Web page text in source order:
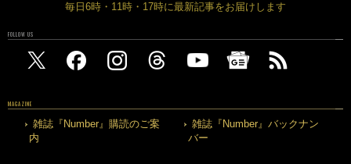
毎日6時・11時・17時に最新記事をお届けします
FOLLOW US
MAGAZINE
雑誌『Number』購読のご案
内
雑誌『Number』バックナン
バー